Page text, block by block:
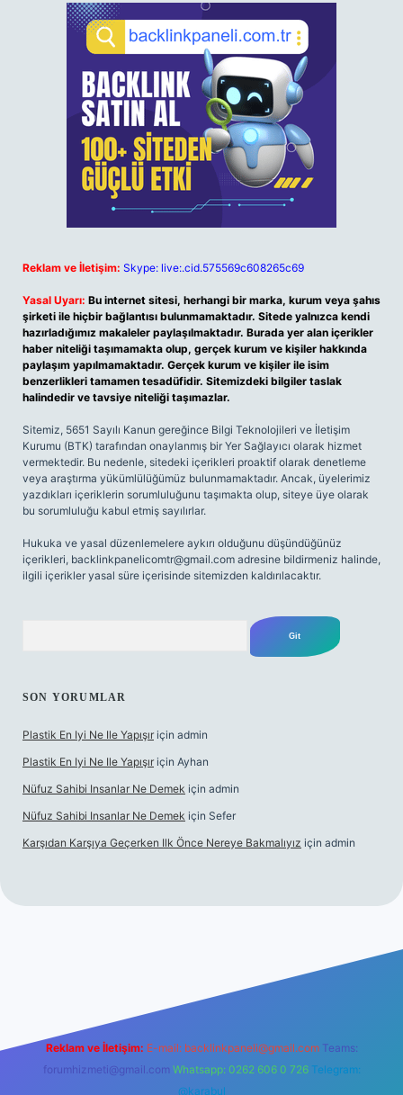
Reklam ve İletişim: Skype: live:.cid.575569c608265c69
Yasal Uyarı: Bu internet sitesi, herhangi bir marka, kurum veya şahıs
şirketi ile hiçbir bağlantısı bulunmamaktadır. Sitede yalnızca kendi
hazırladığımız makaleler paylaşılmaktadır. Burada yer alan içerikler
haber niteliği taşımamakta olup, gerçek kurum ve kişiler hakkında
paylaşım yapılmamaktadır. Gerçek kurum ve kişiler ile isim
benzerlikleri tamamen tesadüfidir. Sitemizdeki bilgiler taslak
halindedir ve tavsiye niteliği taşımazlar.
Sitemiz, 5651 Sayılı Kanun gereğince Bilgi Teknolojileri ve İletişim
Kurumu (BTK) tarafından onaylanmış bir Yer Sağlayıcı olarak hizmet
vermektedir. Bu nedenle, sitedeki içerikleri proaktif olarak denetleme
veya araştırma yükümlülüğümüz bulunmamaktadır. Ancak, üyelerimiz
yazdıkları içeriklerin sorumluluğunu taşımakta olup, siteye üye olarak
bu sorumluluğu kabul etmiş sayılırlar.
Hukuka ve yasal düzenlemelere aykırı olduğunu düşündüğünüz
içerikleri, backlinkpanelicomtr@gmail.com adresine bildirmeniz halinde,
ilgili içerikler yasal süre içerisinde sitemizden kaldırılacaktır.
SON YORUMLAR
Plastik En Iyi Ne Ile Yapışır için admin
Plastik En Iyi Ne Ile Yapışır için Ayhan
Nüfuz Sahibi Insanlar Ne Demek için admin
Nüfuz Sahibi Insanlar Ne Demek için Sefer
Karşıdan Karşıya Geçerken Ilk Önce Nereye Bakmalıyız için admin
Reklam ve İletişim: E-mail: backlinkpaneli@gmail.com Teams:
forumhizmeti@gmail.com Whatsapp: 0262 606 0 726 Telegram:
@karabul